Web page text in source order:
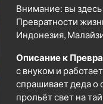
Внимание: вы
Превратности
Индонезия,
Описание к
с внуком и
спрашивает деда о
прольёт свет на